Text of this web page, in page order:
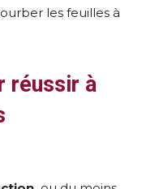
les feuilles à
réussir à